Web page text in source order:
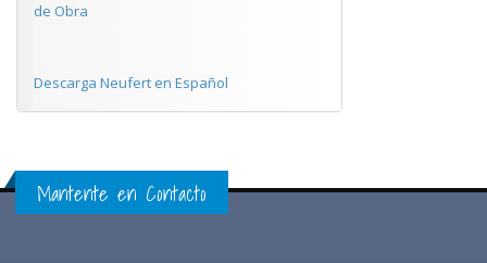
de Obra
Descarga Neufert en Español
Mantente en Contacto